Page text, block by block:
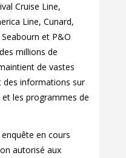
Cruise Line,
Line, Cunard,
et P&O
millions de
de vastes
des informations sur
les programmes de
en cours
autorisé aux